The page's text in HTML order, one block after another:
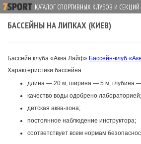
КАТАЛОГ СПОРТИВНЫХ КЛУБОВ И СЕКЦИЙ
БАССЕЙНЫ НА ЛИПКАХ (КИЕВ)
Бассейн клуба «Аква Лайф» Бассейн-клуб
Характеристики бассейна:
длина — 20 м, ширина — 5 м, глубина
качество воды одобрено лабораторией;
детская аква-зона;
постоянное наблюдение инструктора;
соответствует всем нормам